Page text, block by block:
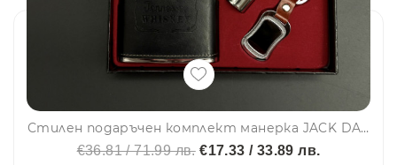
Стилен подаръчен комплект манерка JACK DANIELS с фуния, шишенце и ключодържател Jack Daniels Old No.7 Brand– 2018-1
€36.81 / 71.99 лв.€17.33 / 33.89 лв.